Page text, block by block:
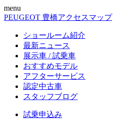
menu
PEUGEOT 豊橋アクセスマップ
ショールーム紹介
最新ニュース
展示車 / 試乗車
おすすめモデル
アフターサービス
認定中古車
スタッフブログ
試乗申込み